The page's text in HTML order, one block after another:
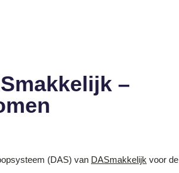
–
(DAS) van DASmakkelijk voor de